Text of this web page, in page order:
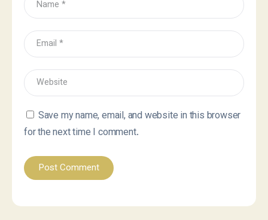
Save my name, email, and website in this browser
for the next time I comment.